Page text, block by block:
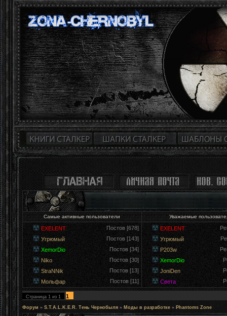
Самые активные пользователи Уважаемые
EXELENT
Постов [678]
Угрюмый
Постов [143]
XemorDio
Постов [34]
Niko
Постов [30]
StraNNik
Постов [13]
Мольфар
Постов [11]
EXELENT
Угрюмый
P203w
XemorDio
JoniDen
Света
Страница 1 из 1 1
Форум » S.T.A.L.K.E.R. Тень Чернобыля » Моды в разработке » Phantoms Zone